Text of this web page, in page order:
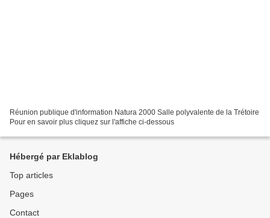
Réunion publique d'information Natura 2000 Salle polyvalente de la Trétoire
Pour en savoir plus cliquez sur l'affiche ci-dessous
Hébergé par Eklablog
Top articles
Pages
Contact